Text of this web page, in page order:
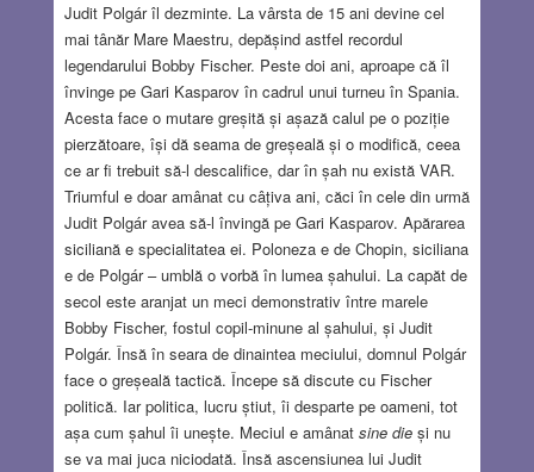
Judit Polgár îl dezminte. La vârsta de 15 ani devine cel
mai tânăr Mare Maestru, depășind astfel recordul
legendarului Bobby Fischer. Peste doi ani, aproape că îl
învinge pe Gari Kasparov în cadrul unui turneu în Spania.
Acesta face o mutare greșită și așază calul pe o poziție
pierzătoare, își dă seama de greșeală și o modifică, ceea
ce ar fi trebuit să-l descalifice, dar în șah nu există VAR.
Triumful e doar amânat cu câțiva ani, căci în cele din urmă
Judit Polgár avea să-l învingă pe Gari Kasparov. Apărarea
siciliană e specialitatea ei. Poloneza e de Chopin, siciliana
e de Polgár – umblă o vorbă în lumea șahului. La capăt de
secol este aranjat un meci demonstrativ între marele
Bobby Fischer, fostul copil-minune al șahului, și Judit
Polgár. Însă în seara de dinaintea meciului, domnul Polgár
face o greșeală tactică. Începe să discute cu Fischer
politică. Iar politica, lucru știut, îi desparte pe oameni, tot
așa cum șahul îi unește. Meciul e amânat sine dieși nu
se va mai juca niciodată. Însă ascensiunea lui Judit